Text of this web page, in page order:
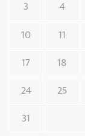
3 4
10 11
17 18
24 25
31